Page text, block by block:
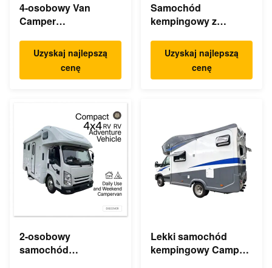
4-osobowy Van
Camper
samochód
kempingowy RV
Lekki
Uzyskaj najlepszą
cenę
Samochód
kempingowy z
RV Daily Van Camper
Uzyskaj najlepszą
cenę
2-osobowy
samochód
Lekki samochód
kempingowy Camper